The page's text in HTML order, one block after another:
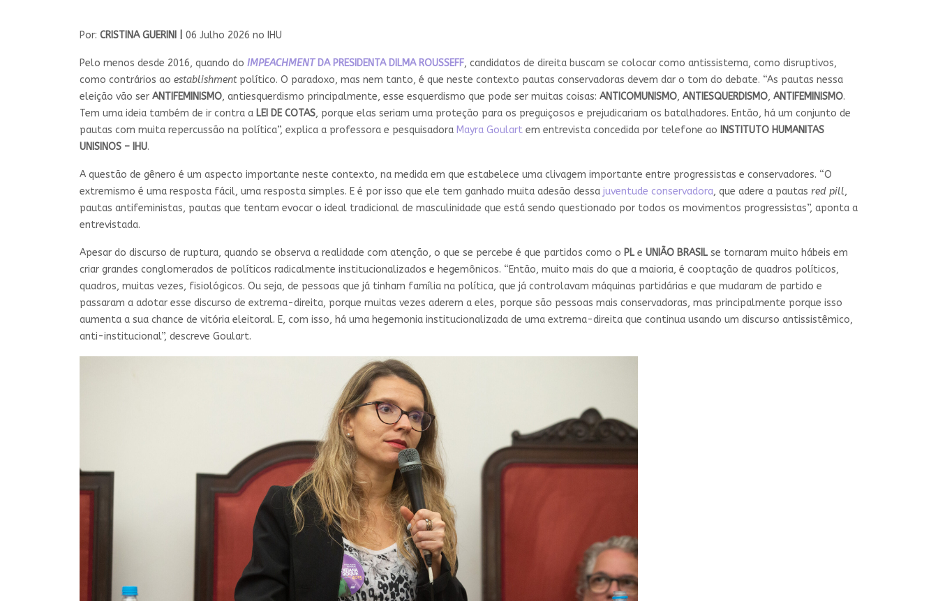
Por: CRISTINA GUERINI | 06 Julho 2026 no IHU
Pelo menos desde 2016, quando do IMPEACHMENTDA PRESIDENTA DILMA ROUSSEFF, candidatos de direita buscam se colocar como antissistema, como disruptivos,
como contrários ao establishmentpolítico. O paradoxo, mas nem tanto, é que neste contexto pautas conservadoras devem dar o tom do debate. “As pautas nessa
eleição vão ser ANTIFEMINISMO, antiesquerdismo principalmente, esse esquerdismo que pode ser muitas coisas: ANTICOMUNISMO, ANTIESQUERDISMO, ANTIFEMINISMO.
Tem uma ideia também de ir contra a LEI DE COTAS, porque elas seriam uma proteção para os preguiçosos e prejudicariam os batalhadores. Então, há um conjunto de
pautas com muita repercussão na política”, explica a professora e pesquisadora Mayra Goulart em entrevista concedida por telefone ao INSTITUTO HUMANITAS
UNISINOS – IHU.
A questão de gênero é um aspecto importante neste contexto, na medida em que estabelece uma clivagem importante entre progressistas e conservadores. “O
extremismo é uma resposta fácil, uma resposta simples. E é por isso que ele tem ganhado muita adesão dessa juventude conservadora, que adere a pautas red pill,
pautas antifeministas, pautas que tentam evocar o ideal tradicional de masculinidade que está sendo questionado por todos os movimentos progressistas”, aponta a
entrevistada.
Apesar do discurso de ruptura, quando se observa a realidade com atenção, o que se percebe é que partidos como o PL e UNIÃO BRASIL se tornaram muito hábeis em
criar grandes conglomerados de políticos radicalmente institucionalizados e hegemônicos. “Então, muito mais do que a maioria, é cooptação de quadros políticos,
quadros, muitas vezes, fisiológicos. Ou seja, de pessoas que já tinham família na política, que já controlavam máquinas partidárias e que mudaram de partido e
passaram a adotar esse discurso de extrema-direita, porque muitas vezes aderem a eles, porque são pessoas mais conservadoras, mas principalmente porque isso
aumenta a sua chance de vitória eleitoral. E, com isso, há uma hegemonia institucionalizada de uma extrema-direita que continua usando um discurso antissistêmico,
anti-institucional”, descreve Goulart.